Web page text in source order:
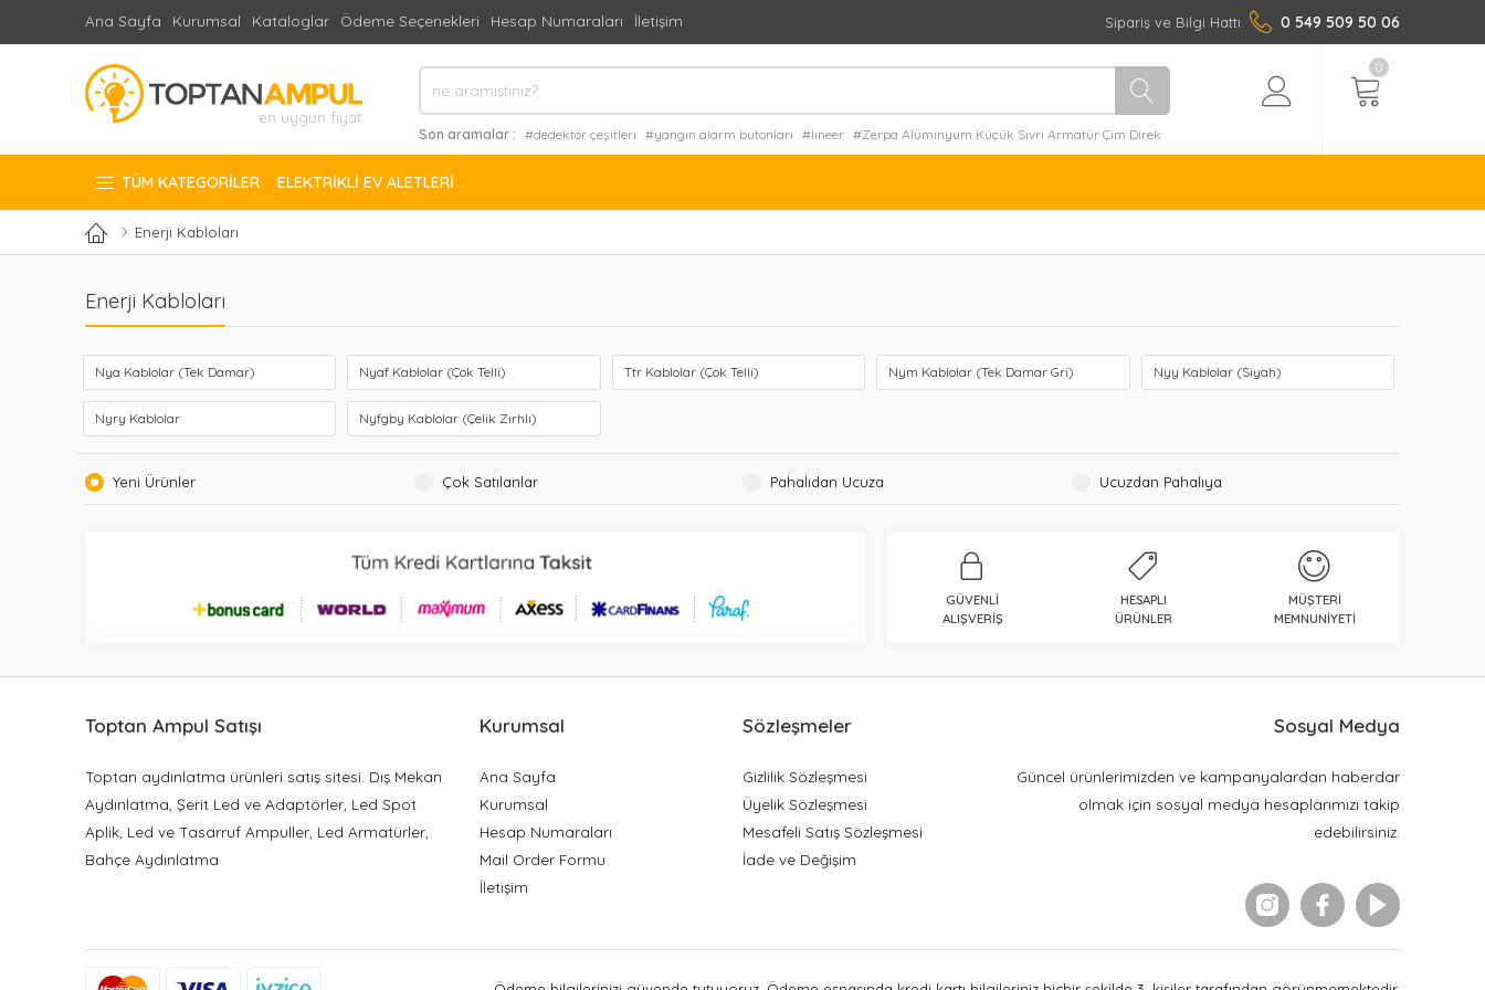
Ana Sayfa Kurumsal Kataloglar Ödeme Seçenekleri Hesap Numaraları İletişim 0 549 509 50 06
Sipariş ve Bilgi Hattı
en uygun fiyat
Son aramalar : #dedektör çeşitleri #yangın alarm butonları #lineer #Zerpa Alüminyum Küçük Sivri Armatür Çim Direk
#duvar üstü aplik
0
TÜM KATEGORILER ELEKTRIKLI EV ALETLERI
Enerji Kabloları
Enerji Kabloları
Nya Kablolar (Tek Damar) Nyaf Kablolar (Çok Telli) Ttr Kablolar (Çok Telli) Nym Kablolar (Tek Damar Gri) Nyy Kablolar (Siyah)
Nyry Kablolar Nyfgby Kablolar (Çelik Zırhlı)
Yeni Ürünler Çok Satılanlar Pahalıdan Ucuza Ucuzdan Pahalıya
GÜVENLI
ALIŞVERIŞ
HESAPLI
ÜRÜNLER
MÜŞTERI
MEMNUNIYETI
Toptan Ampul Satışı
Toptan aydınlatma ürünleri satış sitesi. Dış Mekan
Aydınlatma, Şerit Led ve Adaptörler, Led Spot
Aplik, Led ve Tasarruf Ampuller, Led Armatürler,
Bahçe Aydınlatma
Kurumsal
Ana Sayfa
Kurumsal
Hesap Numaraları
Mail Order Formu
İletişim
Sözleşmeler
Gizlilik Sözleşmesi
Üyelik Sözleşmesi
Mesafeli Satış Sözleşmesi
İade ve Değişim
Sosyal Medya
Güncel ürünlerimizden ve kampanyalardan haberdar
olmak için sosyal medya hesaplarımızı takip
edebilirsiniz.